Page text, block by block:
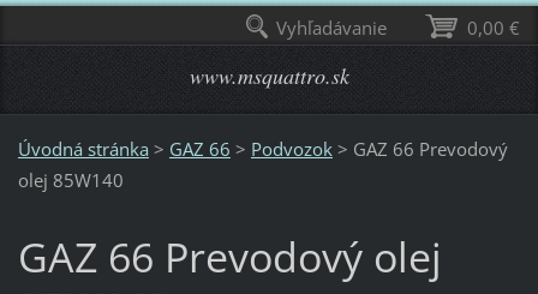
www.msquattro.sk
Úvodná stránka > GAZ 66 > Podvozok > GAZ 66 Prevodový
olej 85W140
GAZ 66 Prevodový olej
0,00 €
Vyhľadávanie